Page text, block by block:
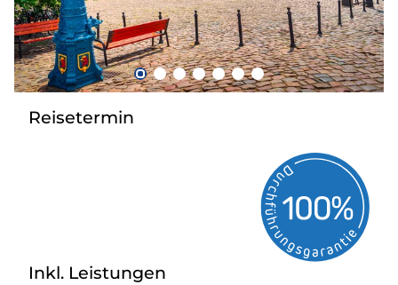
Kontakt
Reisetermin
Inkl. Leistungen